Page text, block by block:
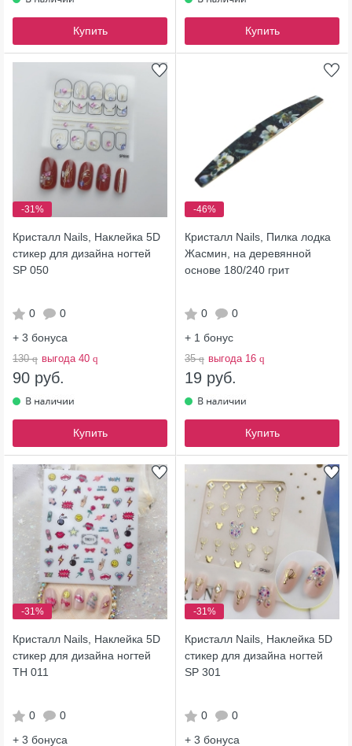
Купить Купить
-31%
Кристалл Nails, Наклейка 5D
стикер для дизайна ногтей
SP 050
0
0
+ 3 бонуса
130q выгода 40 q
90 руб.
Купить
-46%
Кристалл Nails, Пилка лодка
Жасмин, на деревянной
основе 180/240 грит
0
0
+ 1 бонус
35q выгода 16 q
19 руб.
Купить
-31%
Кристалл Nails, Наклейка 5D
стикер для дизайна ногтей
TH 011
0
0
+ 3 бонуса
-31%
Кристалл Nails, Наклейка 5D
стикер для дизайна ногтей
SP 301
0
0
+ 3 бонуса